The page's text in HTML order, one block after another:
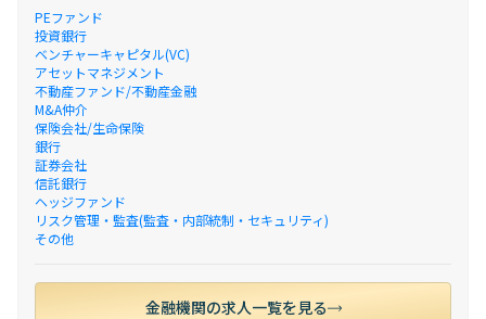
PEファンド
投資銀行
ベンチャーキャピタル(VC)
アセットマネジメント
不動産ファンド/不動産金融
M&A仲介
保険会社/生命保険
銀行
証券会社
信託銀行
ヘッジファンド
リスク管理・監査(監査・内部統制・セキュリティ)
その他
金融機関の求人一覧を見る